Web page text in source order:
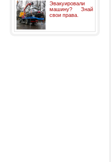
Эвакуировали
машину? Знай
свои права.